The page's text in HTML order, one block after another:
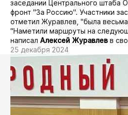
заседании Центрального штаба
фронт "За Россию". Участники
отметил Журавлев, "была
"Наметили маршруты на
написал Алексей Журавлевв
25 декабря 2024